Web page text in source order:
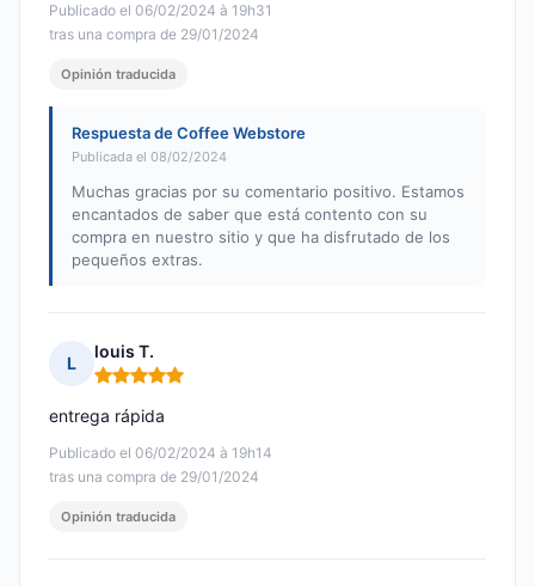
Publicado el 06/02/2024 à 19h31
tras una compra de 29/01/2024
Opinión traducida
Respuesta de Coffee Webstore
Publicada el 08/02/2024
Muchas gracias por su comentario positivo. Estamos
encantados de saber que está contento con su
compra en nuestro sitio y que ha disfrutado de los
pequeños extras.
L
louis T.
Nota: 5 de 5
Publicado el 06/02/2024 à 19h14
tras una compra de 29/01/2024
entrega rápida
Opinión traducida